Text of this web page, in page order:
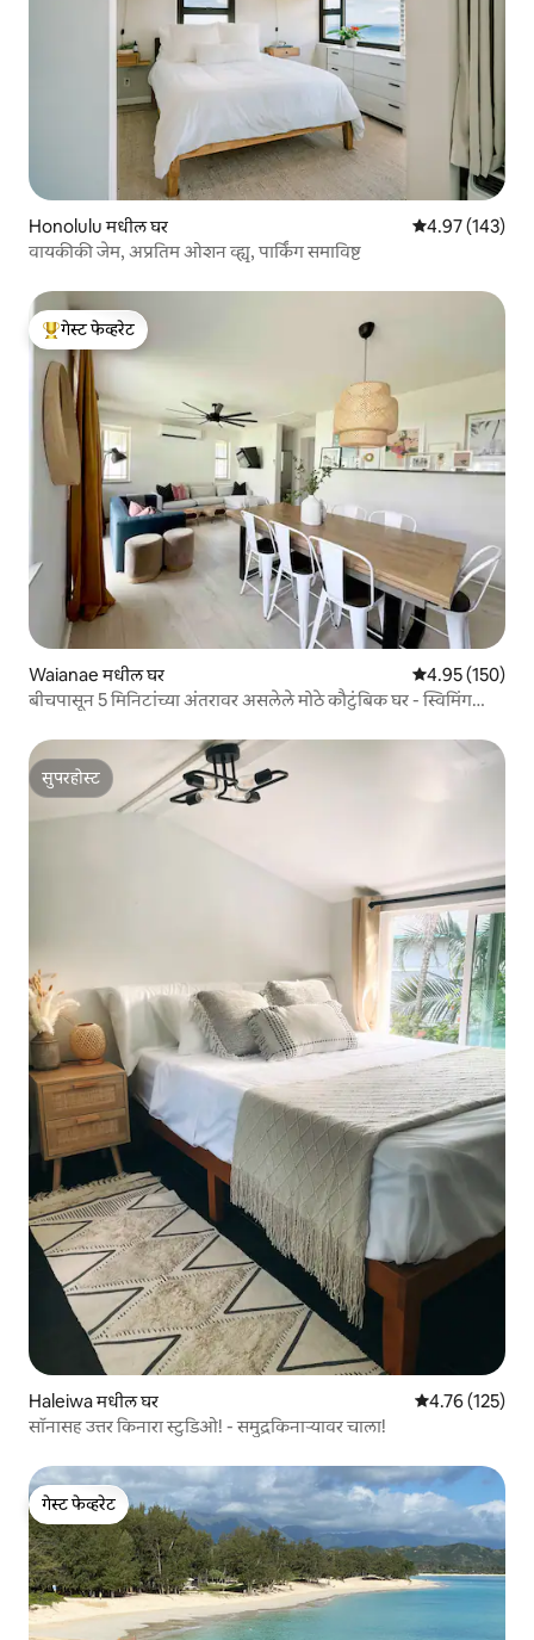
Honolulu मधील घर 5 पैकी 4.97
4.97 (143)
वायकीकी जेम, अप्रतिम ओशन व्ह्यू, पार्किंग समाविष्ट
टॉप गेस्ट फेव्हरेट
गेस्ट फेव्हरेट
Waianae मधील घर 5 पैकी 4.95
4.95 (150)
बीचपासून 5 मिनिटांच्या अंतरावर असलेले मोठे कौटुंबिक घर - स्विमिंग
सुपरहोस्ट
सुपरहोस्ट
Haleiwa मधील घर 5 पैकी 4.76
4.76 (125)
सॉनासह उत्तर किनारा स्टुडिओ! - समुद्रकिनाऱ्यावर चाला!
गेस्ट फेव्हरेट
गेस्ट फेव्हरेट